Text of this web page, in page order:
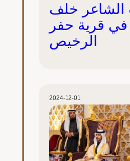
الشاعر خلف
في قرية حفر
الرخيص
2024-12-01